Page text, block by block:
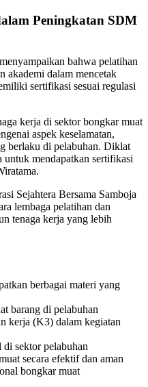
Peningkatan SDM
bahwa pelatihan
akademi dalam mencetak
sertifikasi sesuai regulasi
kerja di sektor bongkar muat
aspek keselamatan,
berlaku di pelabuhan. Diklat
mendapatkan sertifikasi
Sejahtera Bersama Samboja
lembaga pelatihan dan
tenaga kerja yang lebih
berbagai materi yang
barang di pelabuhan
kerja (K3) dalam kegiatan
di sektor pelabuhan
secara efektif dan aman
bongkar muat